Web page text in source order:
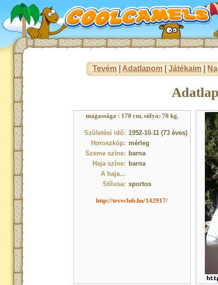
Tevém Adatlapom |Játékaim
magassága : 170 cm, súlya: 70 kg.
Születési idő: 1952-10-11 (73 éves)
Horoszkóp: mérleg
Szeme színe: barna
Haja színe: barna
A haja...
Stílusa: sportos
http://teveclub.hu/142917/